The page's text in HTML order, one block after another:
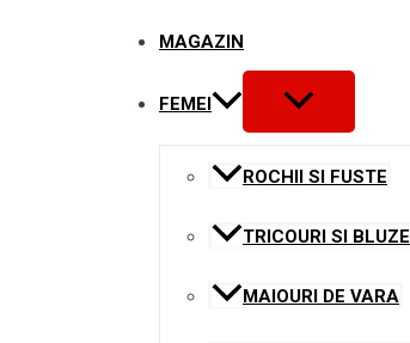
MAGAZIN
FEMEI
MENU
TOGGLE
ROCHII SI FUSTE
TRICOURI SI BLUZE
MAIOURI DE VARA